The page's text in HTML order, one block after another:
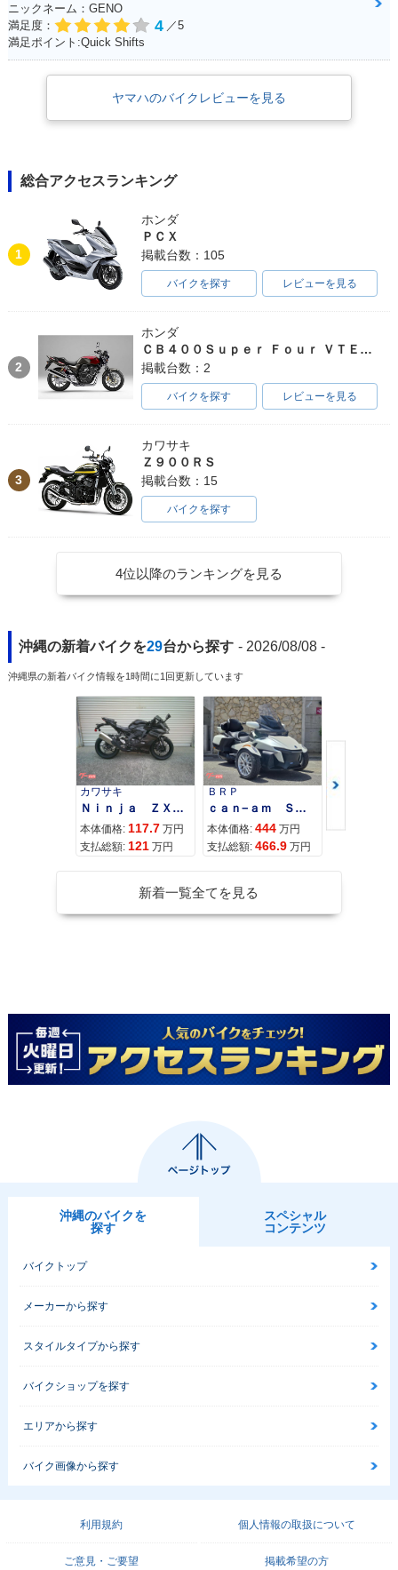
ニックネーム：GENO
満足度：
4 ／5
満足ポイント:Quick Shifts
ヤマハのバイクレビューを見る
総合アクセスランキング
1
ホンダ
ＰＣＸ
掲載台数：105
バイクを探す レビューを見る
2
ホンダ
ＣＢ４００Ｓｕｐｅｒ Ｆｏｕｒ ＶＴＥＣ ＳＰＥＣ３
掲載台数：2
バイクを探す レビューを見る
3
カワサキ
Ｚ９００ＲＳ
掲載台数：15
バイクを探す
4位以降のランキングを見る
沖縄の新着バイクを29台から探す - 2026/08/08 -
沖縄県の新着バイク情報を1時間に1回更新しています
カワサキ
Ｎｉｎｊａ ＺＸ−４Ｒ ＳＥ
本体価格: 117.7 万円
支払総額: 121 万円
ＢＲＰ
ｃａｎ−ａｍ ＳＰＹＤＥＲ ＲＴ ＬＩＭＩＴＥＤ
本体価格: 444 万円
支払総額: 466.9 万円
スズキ
本体価格:
新着一覧全てを見る
沖縄のバイクを
探す
スペシャル
コンテンツ
バイクトップ
メーカーから探す
スタイルタイプから探す
バイクショップを探す
エリアから探す
バイク画像から探す
利用規約 個人情報の取扱について
ご意見・ご要望 掲載希望の方